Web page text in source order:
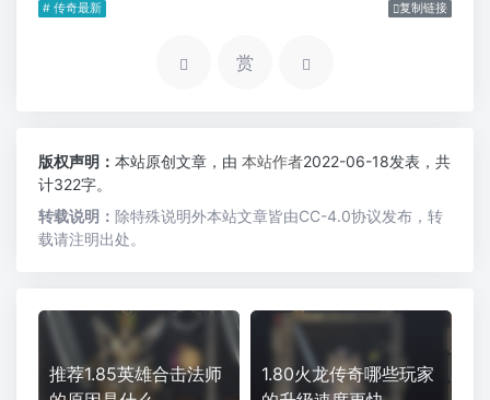
# 传奇最新 复制链接
赏
版权声明： 本站原创文章，由 本站作者2022-06-18发表，共
计322字。
转载说明： 除特殊说明外本站文章皆由CC-4.0协议发布，转
载请注明出处。
推荐1.85英雄合击法师
1.80火龙传奇哪些玩家